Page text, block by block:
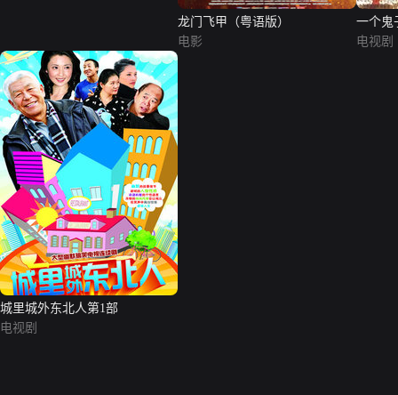
龙门飞甲（粤语版）
电影
一个鬼
电视剧
城里城外东北人第1部
电视剧